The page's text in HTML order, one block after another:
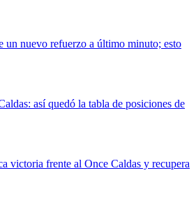
un nuevo refuerzo a último minuto; esto
así quedó la tabla de posiciones de
victoria frente al Once Caldas y recupera